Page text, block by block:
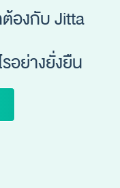
องกับ Jitta
อย่างยั่งยืน